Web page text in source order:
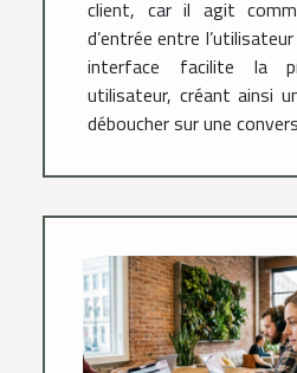
client, car il agit
d’entrée entre
interface facilite la
utilisateur, créant ainsi
déboucher sur une